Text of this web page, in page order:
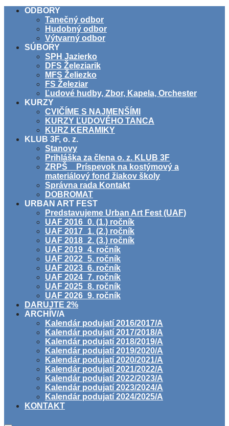
ODBORY
Tanečný odbor
Hudobný odbor
Výtvarný odbor
SÚBORY
SPH Jazierko
DFS Železiarik
MFS Želiezko
FS Železiar
Ľudové hudby, Zbor, Kapela, Orchester
KURZY
CVIČÍME S NAJMENŠÍMI
KURZY ĽUDOVÉHO TANCA
KURZ KERAMIKY
KLUB 3F, o. z.
Stanovy
Prihláška za člena o. z. KLUB 3F
ZRPŠ _ Príspevok na kostýmový a
materiálový fond žiakov školy
Správna rada Kontakt
DOBROMAT
URBAN ART FEST
Predstavujeme Urban Art Fest (UAF)
UAF 2016_0. (1.) ročník
UAF 2017_1. (2.) ročník
UAF 2018_2. (3.) ročník
UAF 2019_4. ročník
UAF 2022_5. ročník
UAF 2023_6. ročník
UAF 2024_7. ročník
UAF 2025_8. ročník
UAF 2026_9. ročník
DARUJTE 2%
ARCHÍV/A
Kalendár podujatí 2016/2017/A
Kalendár podujatí 2017/2018/A
Kalendár podujatí 2018/2019/A
Kalendár podujatí 2019/2020/A
Kalendár podujatí 2020/2021/A
Kalendár podujatí 2021/2022/A
Kalendár podujatí 2022/2023/A
Kalendár podujatí 2023/2024/A
Kalendár podujatí 2024/2025/A
KONTAKT